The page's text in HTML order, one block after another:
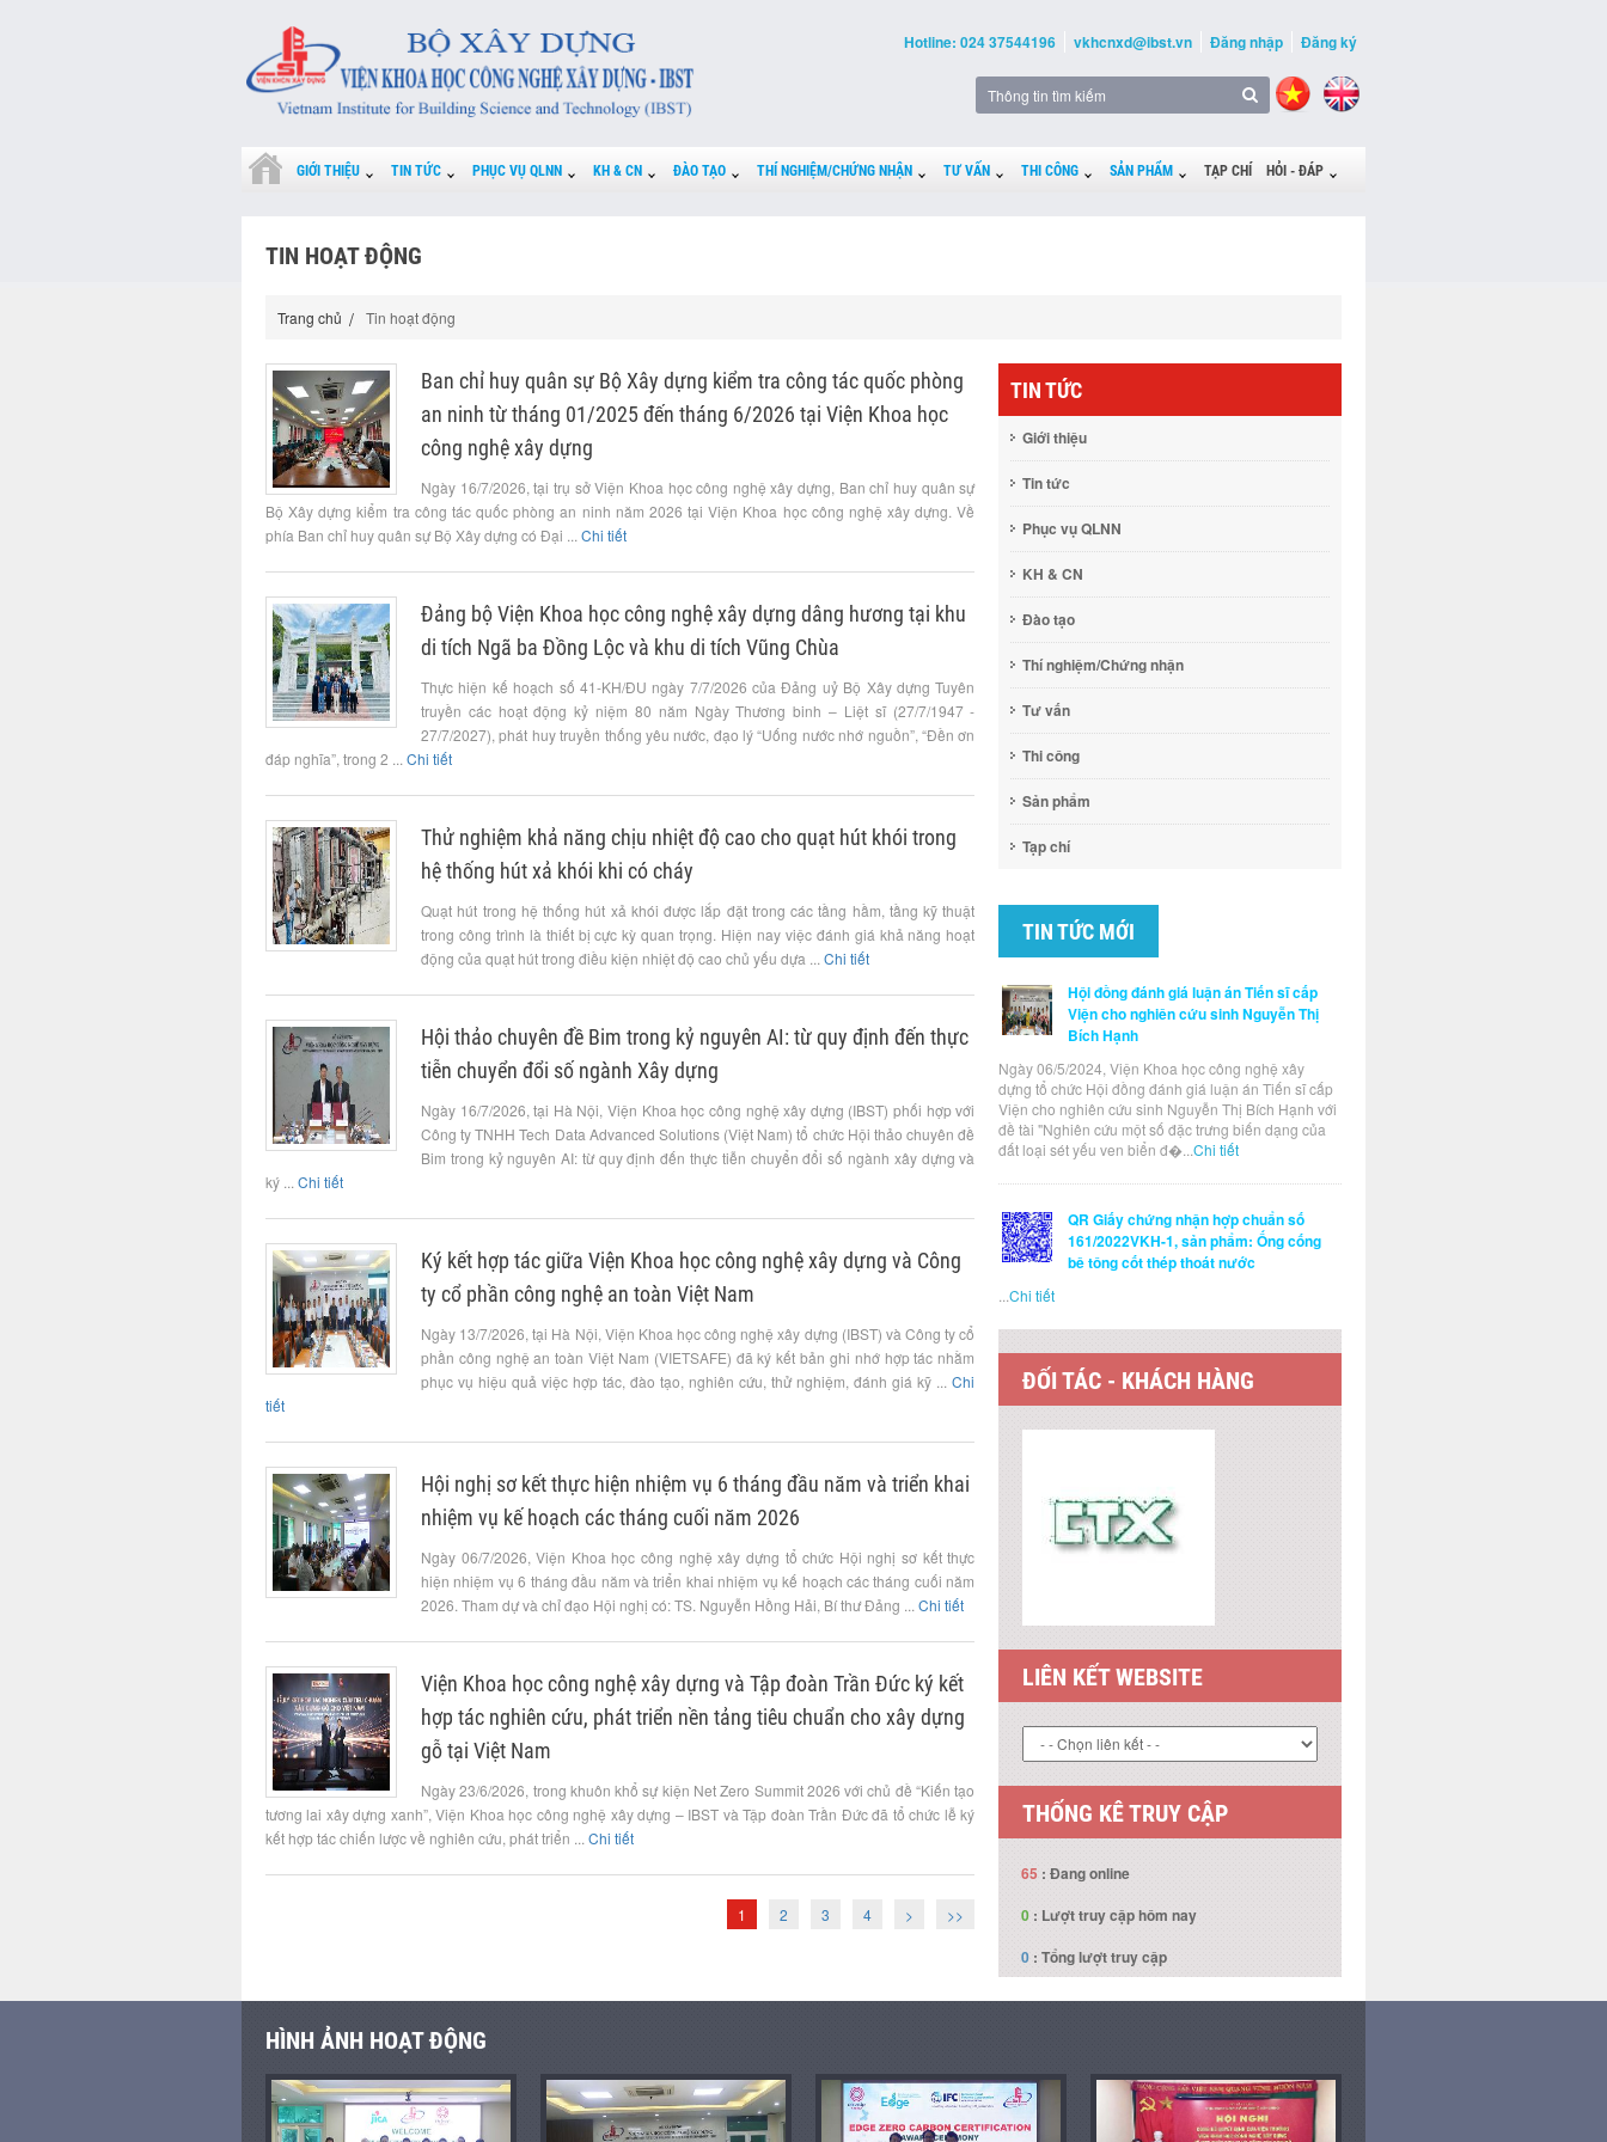
Hotline: 024 37544196 vkhcnxd@ibst.vn Đăng nhập Đăng ký
GIỚI THIỆU TIN TỨC PHỤC VỤ QLNN KH & CN ĐÀO TẠO THÍ NGHIỆM/CHỨNG NHẬN TƯ VẤN THI CÔNG SẢN PHẨM TẠP CHÍ HỎI - ĐÁP
TIN HOẠT ĐỘNG
Trang chủ Tin hoạt động
Ban chỉ huy quân sự Bộ Xây dựng kiểm tra công tác quốc phòng
an ninh từ tháng 01/2025 đến tháng 6/2026 tại Viện Khoa học
công nghệ xây dựng
Ngày 16/7/2026, tại trụ sở Viện Khoa học công nghệ xây dựng, Ban chỉ huy quân sự
Bộ Xây dựng kiểm tra công tác quốc phòng an ninh năm 2026 tại Viện Khoa học công nghệ xây dựng. Về
phía Ban chỉ huy quân sự Bộ Xây dựng có Đại ... Chi tiết
Đảng bộ Viện Khoa học công nghệ xây dựng dâng hương tại khu
di tích Ngã ba Đồng Lộc và khu di tích Vũng Chùa
Thực hiện kế hoạch số 41-KH/ĐU ngày 7/7/2026 của Đảng uỷ Bộ Xây dựng Tuyên
truyền các hoạt động kỷ niệm 80 năm Ngày Thương binh – Liệt sĩ (27/7/1947 -
27/7/2027), phát huy truyền thống yêu nước, đạo lý “Uống nước nhớ nguồn”, “Đền ơn
đáp nghĩa”, trong 2 ... Chi tiết
Thử nghiệm khả năng chịu nhiệt độ cao cho quạt hút khói trong
hệ thống hút xả khói khi có cháy
Quạt hút trong hệ thống hút xả khói được lắp đặt trong các tầng hầm, tầng kỹ thuật
trong công trình là thiết bị cực kỳ quan trọng. Hiện nay việc đánh giá khả năng hoạt
động của quạt hút trong điều kiện nhiệt độ cao chủ yếu dựa ... Chi tiết
Hội thảo chuyên đề Bim trong kỷ nguyên AI: từ quy định đến thực
tiễn chuyển đổi số ngành Xây dựng
Ngày 16/7/2026, tại Hà Nội, Viện Khoa học công nghệ xây dựng (IBST) phối hợp với
Công ty TNHH Tech Data Advanced Solutions (Việt Nam) tổ chức Hội thảo chuyên đề
Bim trong kỷ nguyên AI: từ quy định đến thực tiễn chuyển đổi số ngành xây dựng và
ký ... Chi tiết
Ký kết hợp tác giữa Viện Khoa học công nghệ xây dựng và Công
ty cổ phần công nghệ an toàn Việt Nam
Ngày 13/7/2026, tại Hà Nội, Viện Khoa học công nghệ xây dựng (IBST) và Công ty cổ
phần công nghệ an toàn Việt Nam (VIETSAFE) đã ký kết bản ghi nhớ hợp tác nhằm
phục vụ hiệu quả việc hợp tác, đào tạo, nghiên cứu, thử nghiệm, đánh giá kỹ ...Chi
tiết
Hội nghị sơ kết thực hiện nhiệm vụ 6 tháng đầu năm và triển khai
nhiệm vụ kế hoạch các tháng cuối năm 2026
Ngày 06/7/2026, Viện Khoa học công nghệ xây dựng tổ chức Hội nghị sơ kết thực
hiện nhiệm vụ 6 tháng đầu năm và triển khai nhiệm vụ kế hoạch các tháng cuối năm
2026. Tham dự và chỉ đạo Hội nghị có: TS. Nguyễn Hồng Hải, Bí thư Đảng ... Chi tiết
Viện Khoa học công nghệ xây dựng và Tập đoàn Trần Đức ký kết
hợp tác nghiên cứu, phát triển nền tảng tiêu chuẩn cho xây dựng
gỗ tại Việt Nam
Ngày 23/6/2026, trong khuôn khổ sự kiện Net Zero Summit 2026 với chủ đề “Kiến tạo
tương lai xây dựng xanh”, Viện Khoa học công nghệ xây dựng – IBST và Tập đoàn Trần Đức đã tổ chức lễ ký
kết hợp tác chiến lược về nghiên cứu, phát triển ... Chi tiết
1 2 3 4 > >>
TIN TỨC
Giới thiệu
Tin tức
Phục vụ QLNN
KH & CN
Đào tạo
Thí nghiệm/Chứng nhận
Tư vấn
Thi công
Sản phẩm
Tạp chí
TIN TỨC MỚI
Hội đồng đánh giá luận án Tiến sĩ cấp
Viện cho nghiên cứu sinh Nguyễn Thị
Bích Hạnh
Ngày 06/5/2024, Viện Khoa học công nghệ xây
dựng tổ chức Hội đồng đánh giá luận án Tiến sĩ cấp
Viện cho nghiên cứu sinh Nguyễn Thị Bích Hạnh với
đề tài "Nghiên cứu một số đặc trưng biến dạng của
đất loại sét yếu ven biển đ�...Chi tiết
QR Giấy chứng nhận hợp chuẩn số
161/2022VKH-1, sản phẩm: Ống cống
bê tông cốt thép thoát nước
...Chi tiết
ĐỐI TÁC - KHÁCH HÀNG
LIÊN KẾT WEBSITE
THỐNG KÊ TRUY CẬP
65 : Đang online
0 : Lượt truy cập hôm nay
0 : Tổng lượt truy cập
HÌNH ẢNH HOẠT ĐỘNG